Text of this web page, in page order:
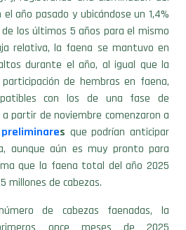
los últimos 5 años para el mismo
relativa, la faena se mantuvo en
durante el año, al igual que la
de hembras en faena,
con los de una fase de
a partir de noviembre comenzaron a
sque podrían anticipar
aunque aún es muy pronto para
que la faena total del año 2025
millones de cabezas.
de cabezas faenadas, la
once meses de 2025
del mismo período del año 2024 y